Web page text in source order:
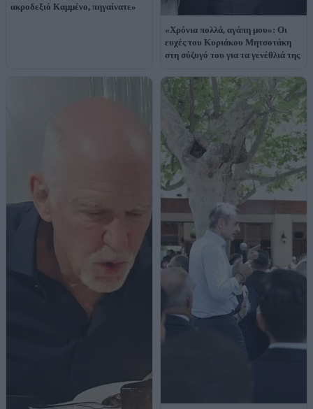
ακροδεξιό Καμμένο, πηγαίνατε»
«Χρόνια πολλά, αγάπη μου»: Οι
ευχές του Κυριάκου Μητσοτάκη
στη σύζυγό του για τα γενέθλιά της